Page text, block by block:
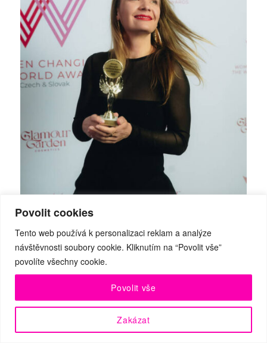
Povolit cookies
Tento web používá k personalizaci reklam a analýze
návštěvnosti soubory cookie. Kliknutím na “Povolit vše”
povolíte všechny cookie.
Zakázat
Povolit vše
Ivy Kolcun -s cenou Women Changing Warld Award v
oblasti kultury pro ČR a SR ze 12. 2. 2026 – foto
Dana Batíková
Více na:www.ivykolcun.com